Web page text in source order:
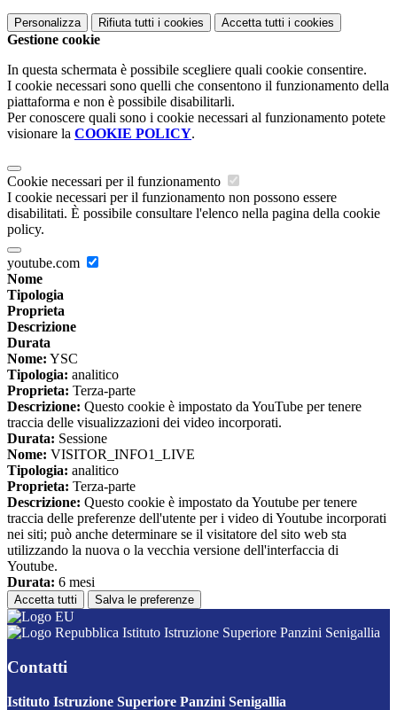
Personalizza Rifiuta tutti i cookies Accetta tutti i cookies
Gestione cookie
In questa schermata è possibile scegliere quali cookie consentire.
I cookie necessari sono quelli che consentono il funzionamento della
piattaforma e non è possibile disabilitarli.
Per conoscere quali sono i cookie necessari al funzionamento potete
visionare la COOKIE POLICY.
Cookie necessari per il funzionamento
I cookie necessari per il funzionamento non possono essere
disabilitati. È possibile consultare l'elenco nella pagina della cookie
policy.
youtube.com
Nome
Tipologia
Proprieta
Descrizione
Durata
Nome: YSC
Tipologia: analitico
Proprieta: Terza-parte
Descrizione: Questo cookie è impostato da YouTube per tenere
traccia delle visualizzazioni dei video incorporati.
Durata: Sessione
Nome: VISITOR_INFO1_LIVE
Tipologia: analitico
Proprieta: Terza-parte
Descrizione: Questo cookie è impostato da Youtube per tenere
traccia delle preferenze dell'utente per i video di Youtube incorporati
nei siti; può anche determinare se il visitatore del sito web sta
utilizzando la nuova o la vecchia versione dell'interfaccia di
Youtube.
Durata: 6 mesi
Accetta tutti Salva le preferenze
Istituto Istruzione Superiore Panzini Senigallia
Contatti
Istituto Istruzione Superiore Panzini Senigallia